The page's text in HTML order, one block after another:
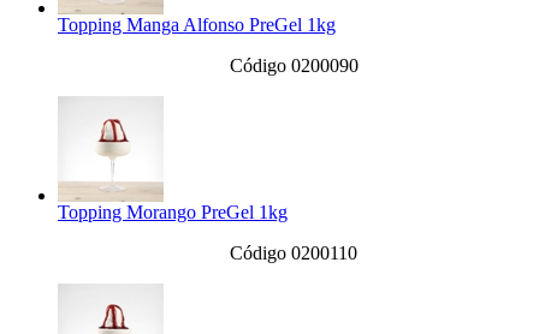
Topping Manga Alfonso PreGel 1kg
Código 0200090
Topping Morango PreGel 1kg
Código 0200110